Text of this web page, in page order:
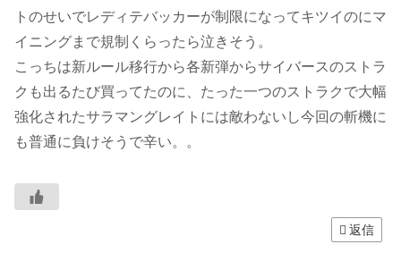
トのせいでレディテバッカーが制限になってキツイのにマ
イニングまで規制くらったら泣きそう。
こっちは新ルール移行から各新弾からサイバースのストラ
クも出るたび買ってたのに、たった一つのストラクで大幅
強化されたサラマングレイトには敵わないし今回の斬機に
も普通に負けそうで辛い。。
返信